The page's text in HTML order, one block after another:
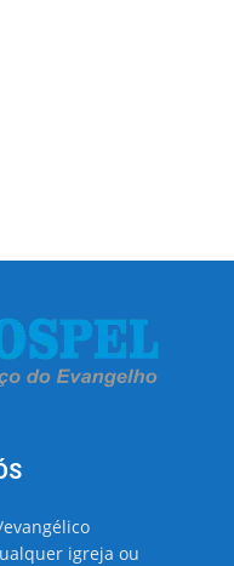
igreja ou